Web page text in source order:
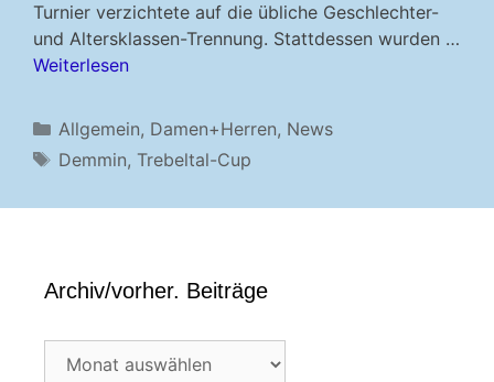
Turnier verzichtete auf die übliche Geschlechter-
und Altersklassen-Trennung. Stattdessen wurden …
Weiterlesen
Kategorien
Allgemein, Damen+Herren, News
Schlagwörter
Demmin, Trebeltal-Cup
Archiv/vorher. Beiträge
Archiv/vorher.